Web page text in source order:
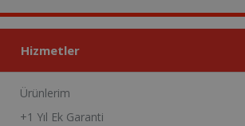
Hizmetler
Ürünlerim
+1 Yıl Ek Garanti